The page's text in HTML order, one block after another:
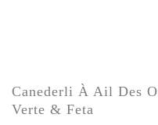
Canederli À Ail Des
Verte & Feta